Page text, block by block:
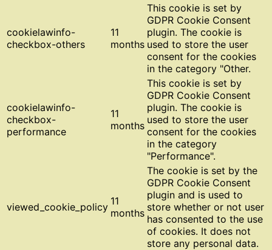
cookielawinfo-
checkbox-others
11
months
This cookie is set by
GDPR Cookie Consent
plugin. The cookie is
used to store the user
consent for the cookies
in the category "Other.
cookielawinfo-
checkbox-
performance
11
months
This cookie is set by
GDPR Cookie Consent
plugin. The cookie is
used to store the user
consent for the cookies
in the category
"Performance".
viewed_cookie_policy 11
months
The cookie is set by the
GDPR Cookie Consent
plugin and is used to
store whether or not user
has consented to the use
of cookies. It does not
store any personal data.